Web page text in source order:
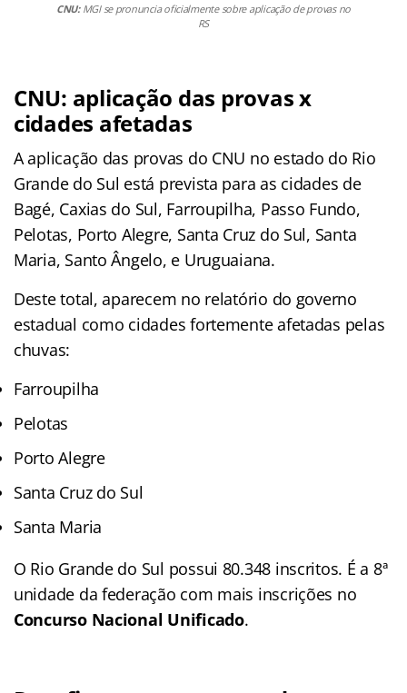
CNU:MGI se pronuncia oficialmente sobre aplicação de provas no
RS
CNU: aplicação das provas x
cidades afetadas
A aplicação das provas do CNU no estado do Rio
Grande do Sul está prevista para as cidades de
Bagé, Caxias do Sul, Farroupilha, Passo Fundo,
Pelotas, Porto Alegre, Santa Cruz do Sul, Santa
Maria, Santo Ângelo, e Uruguaiana.
Deste total, aparecem no relatório do governo
estadual como cidades fortemente afetadas pelas
chuvas:
Farroupilha
Pelotas
Porto Alegre
Santa Cruz do Sul
Santa Maria
O Rio Grande do Sul possui 80.348 inscritos. É a 8ª
unidade da federação com mais inscrições no
Concurso Nacional Unificado.